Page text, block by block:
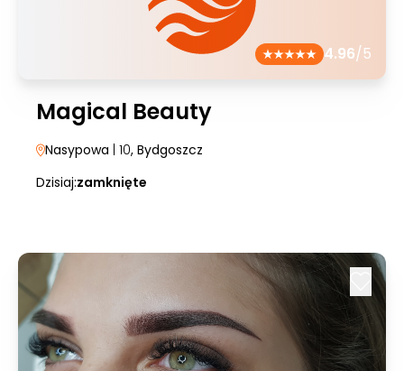
4.96/5
Magical Beauty
Nasypowa | 10, Bydgoszcz
Dzisiaj:zamknięte